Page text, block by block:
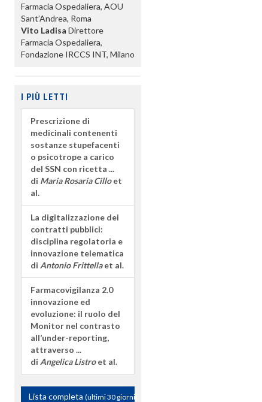
Farmacia Ospedaliera, AOU
Sant’Andrea, Roma
Vito Ladisa Direttore
Farmacia Ospedaliera,
Fondazione IRCCS INT, Milano
I PIÙ LETTI
Prescrizione di
medicinali contenenti
sostanze stupefacenti
o psicotrope a carico
del SSN con ricetta ...
di Maria Rosaria Cilloet
al.
La digitalizzazione dei
contratti pubblici:
disciplina regolatoria e
innovazione telematica
di Antonio Frittellaet al.
Farmacovigilanza 2.0
innovazione ed
evoluzione: il ruolo del
Monitor nel contrasto
all’under-reporting,
attraverso ...
di Angelica Listroet al.
Lista completa (ultimi 30 giorni)